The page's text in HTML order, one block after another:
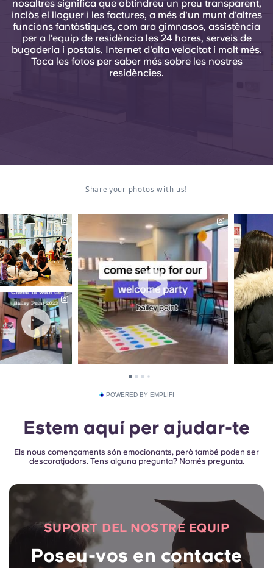
nosaltres significa que obtindreu un preu transparent,
inclòs el lloguer i les factures, a més d'un munt d'altres
funcions fantàstiques, com ara gimnasos, assistència
per a l'equip de residència les 24 hores, serveis de
bugaderia i postals, Internet d'alta velocitat i molt més.
Toca les fotos per saber més sobre les nostres
residències.
POWERED BY EMPLIFI
Estem aquí per ajudar-te
Els nous començaments són emocionants, però també poden ser
descoratjadors. Tens alguna pregunta? Només pregunta.
SUPORT DEL NOSTRE EQUIP
Poseu-vos en contacte